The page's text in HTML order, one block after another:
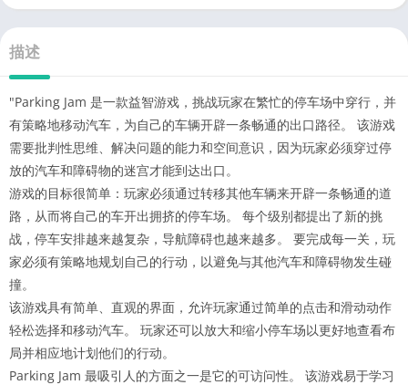
描述
"Parking Jam 是一款益智游戏，挑战玩家在繁忙的停车场中穿行，并
有策略地移动汽车，为自己的车辆开辟一条畅通的出口路径。 该游戏
需要批判性思维、解决问题的能力和空间意识，因为玩家必须穿过停
放的汽车和障碍物的迷宫才能到达出口。
游戏的目标很简单：玩家必须通过转移其他车辆来开辟一条畅通的道
路，从而将自己的车开出拥挤的停车场。 每个级别都提出了新的挑
战，停车安排越来越复杂，导航障碍也越来越多。 要完成每一关，玩
家必须有策略地规划自己的行动，以避免与其他汽车和障碍物发生碰
撞。
该游戏具有简单、直观的界面，允许玩家通过简单的点击和滑动动作
轻松选择和移动汽车。 玩家还可以放大和缩小停车场以更好地查看布
局并相应地计划他们的行动。
Parking Jam 最吸引人的方面之一是它的可访问性。 该游戏易于学习